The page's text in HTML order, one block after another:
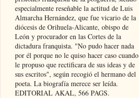
especialmente reseñable la actitud de Luis
Almarcha Hernández, que fue vicario de la
diócesis de Orihuela-Alicante, obispo de
León y procurador en las Cortes de la
dictadura franquista. "No pudo hacer nada
por él porque no le quiso hacer caso cuando
le propuso que rectificara de sus ideas y de
sus escritos", según recogió el hermano del
poeta. La biografía merece ser leída.
EDITORIAL AKAL, 566 PAGS.